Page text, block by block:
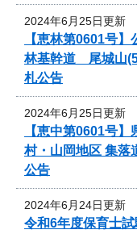
2024年6月25日更新
【恵林第0601号
林基幹道 尾城山
札公告
2024年6月25日更新
【恵中第0601号
村・山岡地区 集落
公告
2024年6月24日更新
令和6年度保育士